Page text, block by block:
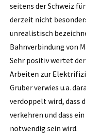
seitens der Schweiz
derzeit nicht
unrealistisch
Bahnverbindung von
Sehr positiv wertet
Arbeiten zur
Gruber verwies u.a.
verdoppelt wird, dass
verkehren und dass
notwendig sein wird.